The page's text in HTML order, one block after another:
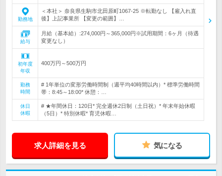
勤務地
＜本社＞ 奈良県生駒市北田原町1067-25 ※転勤なし 【雇入れ直
後】上記事業所 【変更の範囲】…
給与
月給（基本給）:274,000円～365,000円※試用期間：6ヶ月（待遇
変更なし）
初年度
年収
400万円～500万円
勤務
時間
# 1年単位の変形労働時間制（週平均40時間以内）* 標準労働時間
帯：8:45～18:00* 休憩：…
休日
休暇
# ★年間休日：120日* 完全週休2日制（土日祝）* 年末年始休暇
（5日）* 特別休暇* 育児休暇…
求人詳細を見る 気になる